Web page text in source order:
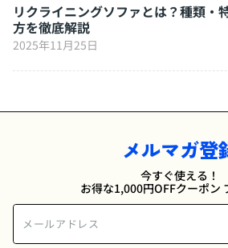
リクライニングソファとは？種類・
方を徹底解説
2025年11月25日
メルマガ登
今すぐ使える！
お得な1,000円OFFクーポン